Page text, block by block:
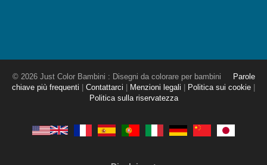
© 2026 Just Color Bambini : Disegni da colorare per bambini
Parole
chiave più frequenti
Contattarci Menzioni legali Politica sui cookie
Politica sulla riservatezza